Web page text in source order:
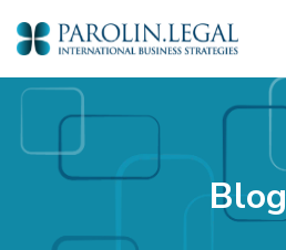
Blog